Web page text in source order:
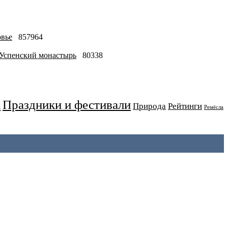
857964
монастырь
80338
Праздники и фестивали Природа Рейтинги Ремёсла